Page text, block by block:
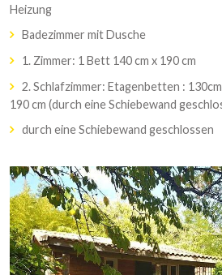
Heizung
Badezimmer mit Dusche
1. Zimmer: 1 Bett 140 cm x 190 cm
2. Schlafzimmer: Etagenbetten :
190 cm (durch eine Schiebewand
durch eine Schiebewand geschlossen